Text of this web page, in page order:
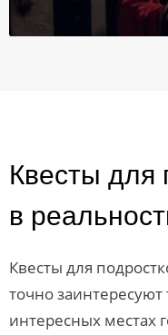
Квесты для
в
Квесты для
точно
интересных местах